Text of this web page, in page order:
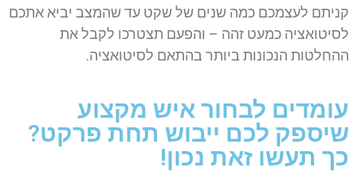
קניתם לעצמכם כמה שנים של שקט עד שהמצב יביא אתכם
לסיטואציה כמעט זהה – והפעם תצטרכו לקבל את
ההחלטות הנכונות ביותר בהתאם לסיטואציה.
עומדים לבחור איש מקצוע
שיספק לכם ייבוש תחת פרקט?
כך תעשו זאת נכון!